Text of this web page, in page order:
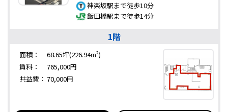
神楽坂駅まで徒歩10分
飯田橋駅まで徒歩14分
1階
面積：
68.65坪(226.94m²)
賃料：
765,000円
共益費： 70,000円